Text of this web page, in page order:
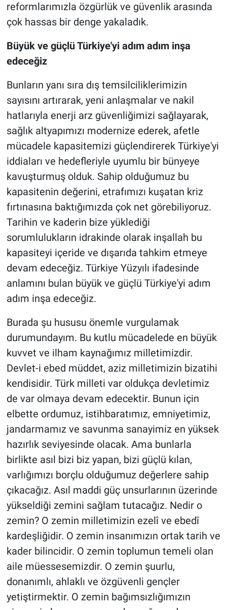
reformlarımızla özgürlük ve güvenlik arasında
çok hassas bir denge yakaladık.
Büyük ve güçlü Türkiye'yi adım adım inşa
edeceğiz
Bunların yanı sıra dış temsilciliklerimizin
sayısını artırarak, yeni anlaşmalar ve nakil
hatlarıyla enerji arz güvenliğimizi sağlayarak,
sağlık altyapımızı modernize ederek, afetle
mücadele kapasitemizi güçlendirerek Türkiye'yi
iddiaları ve hedefleriyle uyumlu bir bünyeye
kavuşturmuş olduk. Sahip olduğumuz bu
kapasitenin değerini, etrafımızı kuşatan kriz
fırtınasına baktığımızda çok net görebiliyoruz.
Tarihin ve kaderin bize yüklediği
sorumlulukların idrakinde olarak inşallah bu
kapasiteyi içeride ve dışarıda tahkim etmeye
devam edeceğiz. Türkiye Yüzyılı ifadesinde
anlamını bulan büyük ve güçlü Türkiye'yi adım
adım inşa edeceğiz.
Burada şu hususu önemle vurgulamak
durumundayım. Bu kutlu mücadelede en büyük
kuvvet ve ilham kaynağımız milletimizdir.
Devlet-i ebed müddet, aziz milletimizin bizatihi
kendisidir. Türk milleti var oldukça devletimiz
de var olmaya devam edecektir. Bunun için
elbette ordumuz, istihbaratımız, emniyetimiz,
jandarmamız ve savunma sanayimiz en yüksek
hazırlık seviyesinde olacak. Ama bunlarla
birlikte asıl bizi biz yapan, bizi güçlü kılan,
varlığımızı borçlu olduğumuz değerlere sahip
çıkacağız. Asıl maddi güç unsurlarının üzerinde
yükseldiği zemini sağlam tutacağız. Nedir o
zemin? O zemin milletimizin ezelî ve ebedî
kardeşliğidir. O zemin insanımızın ortak tarih ve
kader bilincidir. O zemin toplumun temeli olan
aile müessesemizdir. O zemin şuurlu,
donanımlı, ahlaklı ve özgüvenli gençler
yetiştirmektir. O zemin bağımsızlığımızın